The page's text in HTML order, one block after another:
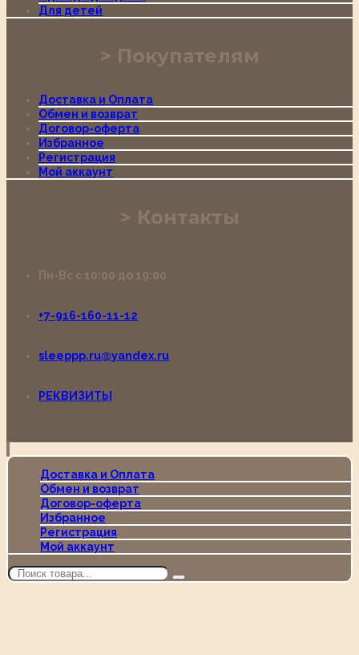
Для детей
Покупателям
Доставка и Оплата
Обмен и возврат
Договор-оферта
Избранное
Регистрация
Мой аккаунт
Контакты
Пн-Вс с 10:00 до 19:00
+7-916-160-11-12
sleeppp.ru@yandex.ru
РЕКВИЗИТЫ
Доставка и Оплата
Обмен и возврат
Договор-оферта
Избранное
Регистрация
Мой аккаунт